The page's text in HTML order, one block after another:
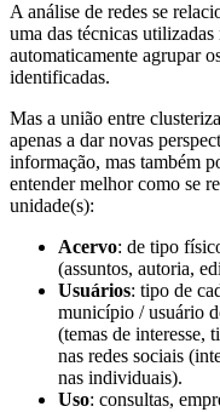
A análise de redes se
uma das técnicas
automaticamente agrupar
identificadas.
Mas a união entre
apenas a dar novas
informação, mas também
entender melhor como se
unidade(s):
Acervo: de tipo
(assuntos, autoria,
Usuários: tipo de
município / usuário
(temas de interesse,
nas redes sociais
nas individuais).
Uso: consultas,